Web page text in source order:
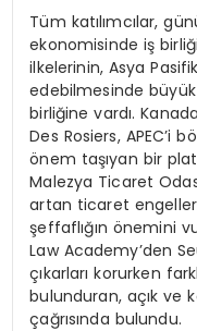
Tüm katılımcılar,
ekonomisinde iş
ilkelerinin, Asya
edebilmesinde
birliğine vardı.
Des Rosiers, APEC’i
önem taşıyan bir
Malezya Ticaret
artan ticaret
şeffaflığın önemini
Law Academy’den
çıkarları korurken
bulunduran, açık ve
çağrısında bulundu.